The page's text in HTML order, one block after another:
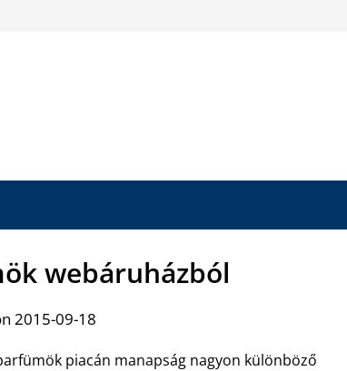
webáruházból
2015-09-18
piacán manapság nagyon különböző